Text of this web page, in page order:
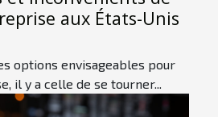
aux États-Unis
options envisageables pour
il y a celle de se tourner...